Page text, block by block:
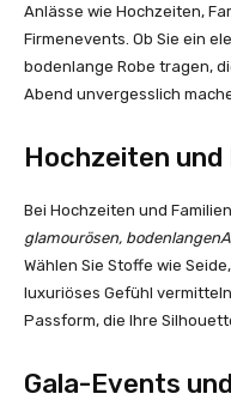
Anlässe wie Hochzeiten,
Firmenevents. Ob Sie ein
bodenlange Robe tragen,
Abend unvergesslich
Hochzeiten
Bei Hochzeiten und
glamourösen,
Wählen Sie Stoffe wie
luxuriöses Gefühl
Passform, die Ihre
Gala-Events